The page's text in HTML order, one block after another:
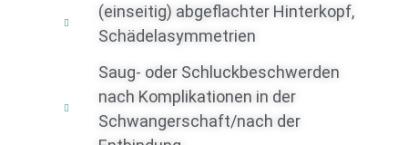
(einseitig) abgeflachter Hinterkopf,
Schädelasymmetrien
Saug- oder Schluckbeschwerden
nach Komplikationen in der
Schwangerschaft/nach der